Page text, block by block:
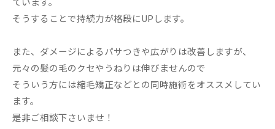
そうすることで持続力が格段にUPします。
また、ダメージによるパサつきや広がりは改善しますが、
元々の髪の毛のクセやうねりは伸びませんので
そういう方には縮毛矯正などとの同時施術をオススメしてい
ます。
是非ご相談下さいませ！